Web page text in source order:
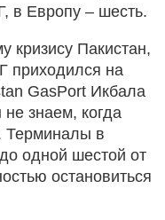
в Европу – шесть.
кризису Пакистан,
приходился на
GasPort Икбала
знаем, когда
Терминалы в
одной шестой от
остановиться